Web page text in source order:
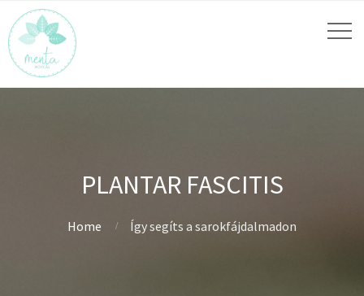
PLANTAR FASCITIS
Home Így segíts a sarokfájdalmadon